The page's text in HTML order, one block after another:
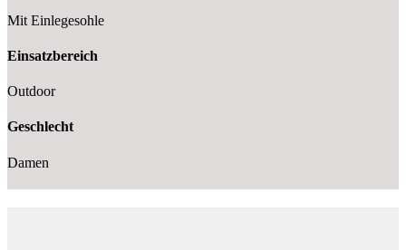
Mit Einlegesohle
Einsatzbereich
Outdoor
Geschlecht
Damen